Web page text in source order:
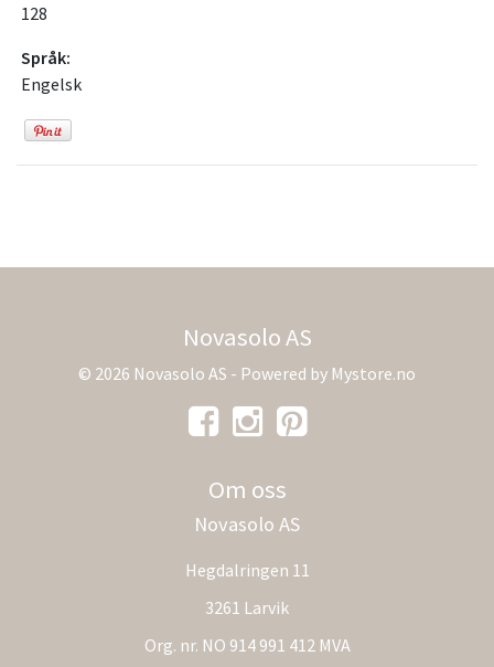
128
Språk:
Engelsk
Novasolo AS
© 2026 Novasolo AS - Powered by Mystore.no
Om oss
Novasolo AS
Hegdalringen 11
3261 Larvik
Org. nr. NO 914 991 412 MVA